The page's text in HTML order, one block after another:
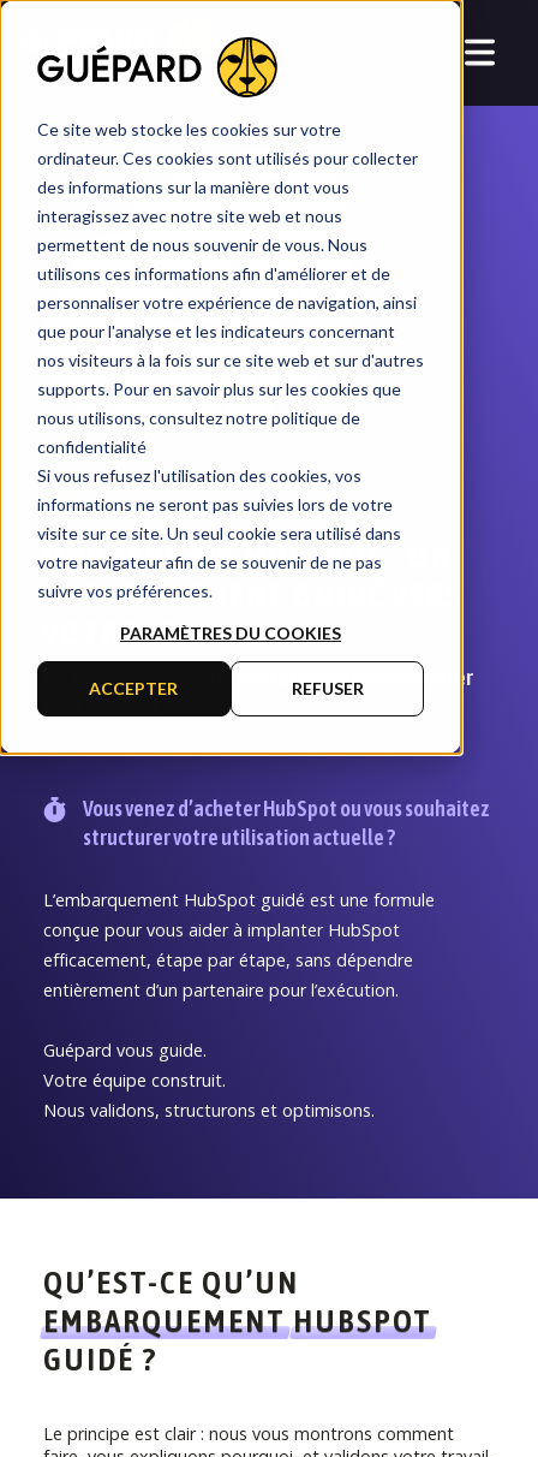
Ce site web stocke les cookies sur votre
ordinateur. Ces cookies sont utilisés pour collecter
des informations sur la manière dont vous
interagissez avec notre site web et nous
permettent de nous souvenir de vous. Nous
utilisons ces informations afin d'améliorer et de
personnaliser votre expérience de navigation, ainsi
que pour l'analyse et les indicateurs concernant
nos visiteurs à la fois sur ce site web et sur d'autres
supports. Pour en savoir plus sur les cookies que
nous utilisons, consultez notre politique de
confidentialité
Si vous refusez l'utilisation des cookies, vos
informations ne seront pas suivies lors de votre
visite sur ce site. Un seul cookie sera utilisé dans
votre navigateur afin de se souvenir de ne pas
suivre vos préférences.
PARAMÈTRES DU COOKIES
ACCEPTER REFUSER
AI ME TON CRM
dans
HubSpot
SERVICES /
ONBOARDING HUBSPOT : UN
EMBARQUEMENT GUIDÉ VERS
VOTRE CRM
Un accompagnement structuré pour bien démarrer
Vous venez d’acheter HubSpot ou vous souhaitez
structurer votre utilisation actuelle ?
L’embarquement HubSpot guidé est une formule
conçue pour vous aider à implanter HubSpot
efficacement, étape par étape, sans dépendre
entièrement d’un partenaire pour l’exécution.
Guépard vous guide.
Votre équipe construit.
Nous validons, structurons et optimisons.
QU’EST-CE QU’UN
EMBARQUEMENTHUBSPOT
GUIDÉ ?
Le principe est clair : nous vous montrons comment